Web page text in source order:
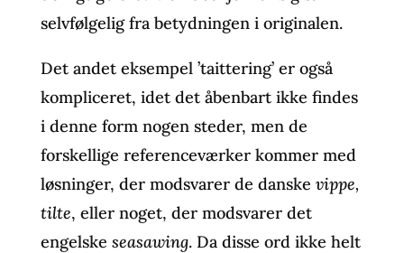
selvfølgelig fra betydningen i originalen.
Det andet eksempel ’taittering’ er også
kompliceret, idet det åbenbart ikke findes
i denne form nogen steder, men de
forskellige referenceværker kommer med
løsninger, der modsvarer de danske vippe,
tilte, eller noget, der modsvarer det
engelske seasawing. Da disse ord ikke helt